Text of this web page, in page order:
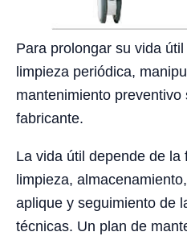
Para prolongar su vida
limpieza periódica,
mantenimiento preventivo
fabricante.
La vida útil depende de la
limpieza,
aplique y seguimiento de
técnicas. Un plan de